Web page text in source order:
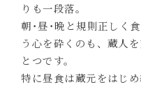
りも一段落。
朝･昼･晩と規則正しく
う心を砕くのも、蔵人
とつです。
特に昼食は蔵元をはじ